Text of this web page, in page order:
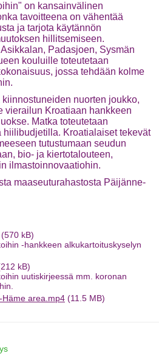
on kansainvälinen
tavoitteena on vähentää
ja tarjota käytännön
hillitsemiseen.
Padasjoen, Sysmän
kouluille toteutetaan
jossa tehdään kolme
nuorten joukko,
vierailun Kroatiaan hankkeen
Matka toteutetaan
Kroatialaiset tekevät
tutustumaan seudun
bio- ja kiertotalouteen,
ilmastoinnovaatiohin.
maaseuturahastosta Päijänne-
(570 kB)
-hankkeen alkukartoituskyselyn
kB)
uutiskirjeessä mm. koronan
area.mp4 (11.5 MB)